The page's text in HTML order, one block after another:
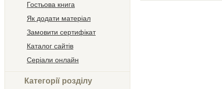
Гостьова книга
Як додати матеріал
Замовити сертифікат
Каталог сайтів
Серіали онлайн
Категорії розділу